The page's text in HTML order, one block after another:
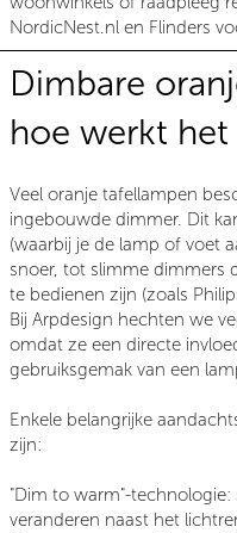
NordicNest.nl en Flinders
Dimbare
hoe werkt het
Veel oranje tafellampen
ingebouwde dimmer. Dit
(waarbij je de lamp of voet
snoer, tot slimme dimmers
te bedienen zijn (zoals
Bij Arpdesign hechten we
omdat ze een directe
gebruiksgemak van een
Enkele belangrijke
zijn:
"Dim to warm"-technologie:
veranderen naast het